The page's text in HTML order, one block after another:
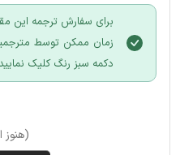
برای سفارش ترجمه این
زمان ممکن توسط
دکمه سبز رنگ کلیک